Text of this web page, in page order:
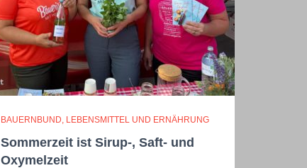
BAUERNBUND LEBENSMITTEL UND ERNÄHRUNG
Sommerzeit ist Sirup-, Saft- und
Oxymelzeit